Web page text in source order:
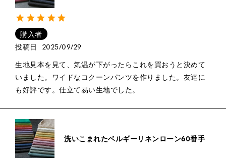
購入者
投稿日
2025/09/29
生地見本を見て、気温が下がったらこれを買おうと決めて
いました。ワイドなコクーンパンツを作りました。友達に
も好評です。仕立て易い生地でした。
洗いこまれたベルギーリネンローン60番手